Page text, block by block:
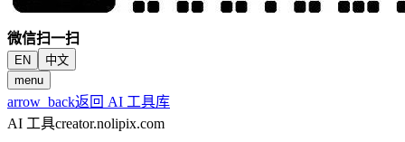
微信扫一扫
EN
中文
menu
arrow_back返回 AI 工具库
AI 工具creator.nolipix.com